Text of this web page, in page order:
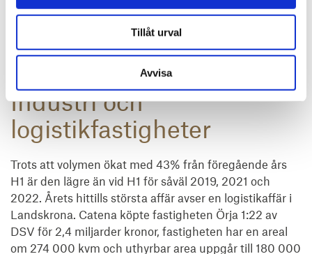
Tillåt urval
Avvisa
i kölvattnet av pandemin med ett utbrett hemarbete
och därmed stora vakanser har vi inte sett på samma
sett i Sverige även om vi även här trevar oss fram med
nya arbetssätt och det framtida kontorsutnyttjandet.
Industri och
logistikfastigheter
Trots att volymen ökat med 43% från föregående års
H1 är den lägre än vid H1 för såväl 2019, 2021 och
2022. Årets hittills största affär avser en logistikaffär i
Landskrona. Catena köpte fastigheten Örja 1:22 av
DSV för 2,4 miljarder kronor, fastigheten har en areal
om 274 000 kvm och uthyrbar area uppgår till 180 000